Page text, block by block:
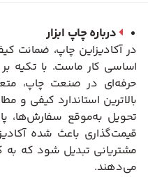
درباره چاپ ابزار
در آکادیزاین چاپ، ضمانت
اساسی کار ماست. با تکیه
حرفه‌ای در صنعت چاپ،
بالاترین استاندارد کیفی
تحویل به‌موقع سفارش‌ها،
قیمت‌گذاری باعث شده
مشتریانی تبدیل شود که به
می‌دهند.